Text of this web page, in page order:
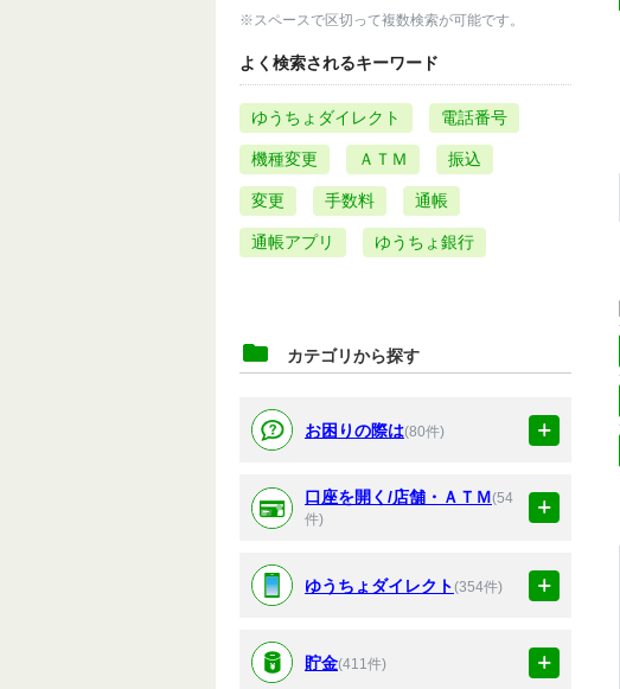
※スペースで区切って複数検索が可能です。
よく検索されるキーワード
ゆうちょダイレクト 電話番号
機種変更 ＡＴＭ 振込
変更 手数料 通帳
通帳アプリ ゆうちょ銀行
カテゴリから探す
お困りの際は(80件)
口座を開く/店舗・ＡＴＭ(54
件)
ゆうちょダイレクト(354件)
貯金(411件)